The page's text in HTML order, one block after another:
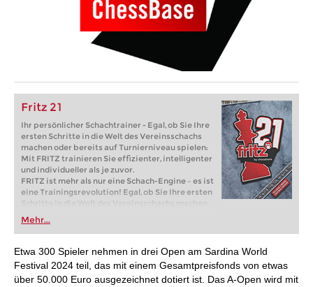
Fritz 21
Ihr persönlicher Schachtrainer - Egal, ob Sie Ihre
ersten Schritte in die Welt des Vereinsschachs
machen oder bereits auf Turnierniveau spielen:
Mit FRITZ trainieren Sie effizienter, intelligenter
und individueller als je zuvor.
FRITZ ist mehr als nur eine Schach-Engine – es ist
eine Trainingsrevolution! Egal, ob Sie Ihre ersten
Schritte in die Welt des Vereinsschachs machen
oder bereits auf Turnierniveau spielen: Mit
FRITZ trainieren Sie effizienter, intelligenter und
individueller als je zuvor.
Mehr...
Etwa 300 Spieler nehmen in drei Open am Sardina World
Festival 2024 teil, das mit einem Gesamtpreisfonds von etwas
über 50.000 Euro ausgezeichnet dotiert ist. Das A-Open wird mit